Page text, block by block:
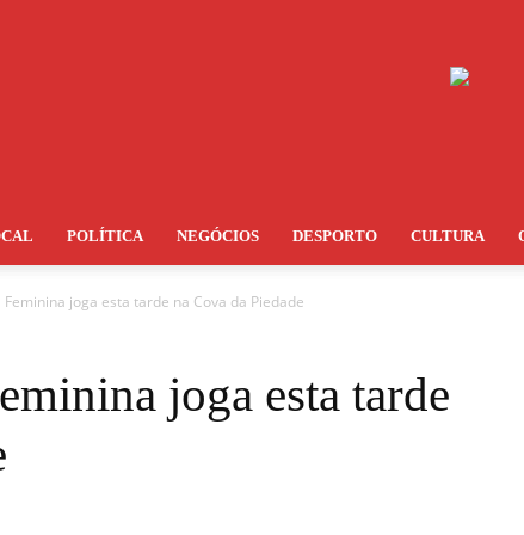
POLÍTICA NEGÓCIOS DESPORTO CULTURA
joga esta tarde na Cova da Piedade
joga esta tarde